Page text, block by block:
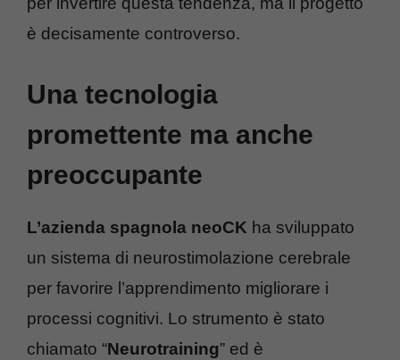
è decisamente controverso.
Una tecnologia
promettente ma anche
preoccupante
L’azienda spagnola neoCK ha sviluppato
un sistema di neurostimolazione cerebrale
per favorire l’apprendimento migliorare i
processi cognitivi. Lo strumento è stato
chiamato “Neurotraining” ed è